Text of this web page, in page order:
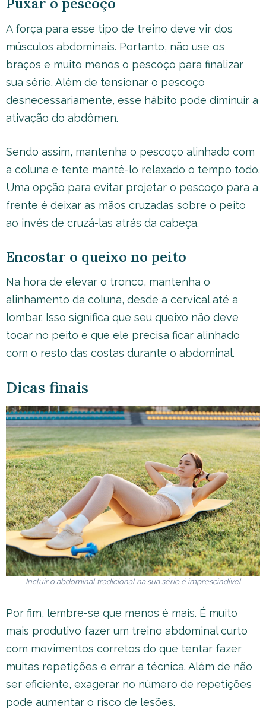
A força para esse tipo de treino deve vir dos
músculos abdominais. Portanto, não use os
braços e muito menos o pescoço para finalizar
sua série. Além de tensionar o pescoço
desnecessariamente, esse hábito pode diminuir a
ativação do abdômen.
Sendo assim, mantenha o pescoço alinhado com
a coluna e tente mantê-lo relaxado o tempo todo.
Uma opção para evitar projetar o pescoço para a
frente é deixar as mãos cruzadas sobre o peito
ao invés de cruzá-las atrás da cabeça.
Encostar o queixo no peito
Na hora de elevar o tronco, mantenha o
alinhamento da coluna, desde a cervical até a
lombar. Isso significa que seu queixo não deve
tocar no peito e que ele precisa ficar alinhado
com o resto das costas durante o abdominal.
Dicas finais
Incluir o abdominal tradicional na sua série é imprescindível
Por fim, lembre-se que menos é mais. É muito
mais produtivo fazer um treino abdominal curto
com movimentos corretos do que tentar fazer
muitas repetições e errar a técnica. Além de não
ser eficiente, exagerar no número de repetições
pode aumentar o risco de lesões.